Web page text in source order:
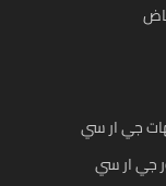
جي ار سي
جي ار سي